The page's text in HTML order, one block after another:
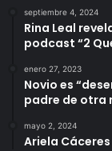
septiembre 4, 2024
Rina Leal
podcast “2
enero 27, 2023
Novio es
padre de otra
mayo 2, 2024
Ariela